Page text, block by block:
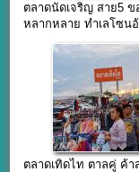
ตลาดนัดเจริญ สาย5 ข
หลากหลาย ทำเลโซน
ตลาดเทิดไท ตาลคู่ ค้า